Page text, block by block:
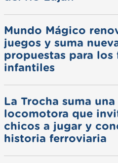
Mundo Mágico
juegos y suma
propuestas para los
infantiles
La Trocha suma una
locomotora que
chicos a jugar y
historia ferroviaria